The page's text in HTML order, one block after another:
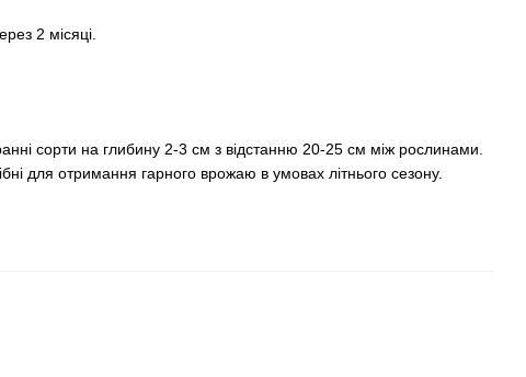
2 місяці.
сорти на глибину 2-3 см з відстанню 20-25 см між рослинами.
для отримання гарного врожаю в умовах літнього сезону.